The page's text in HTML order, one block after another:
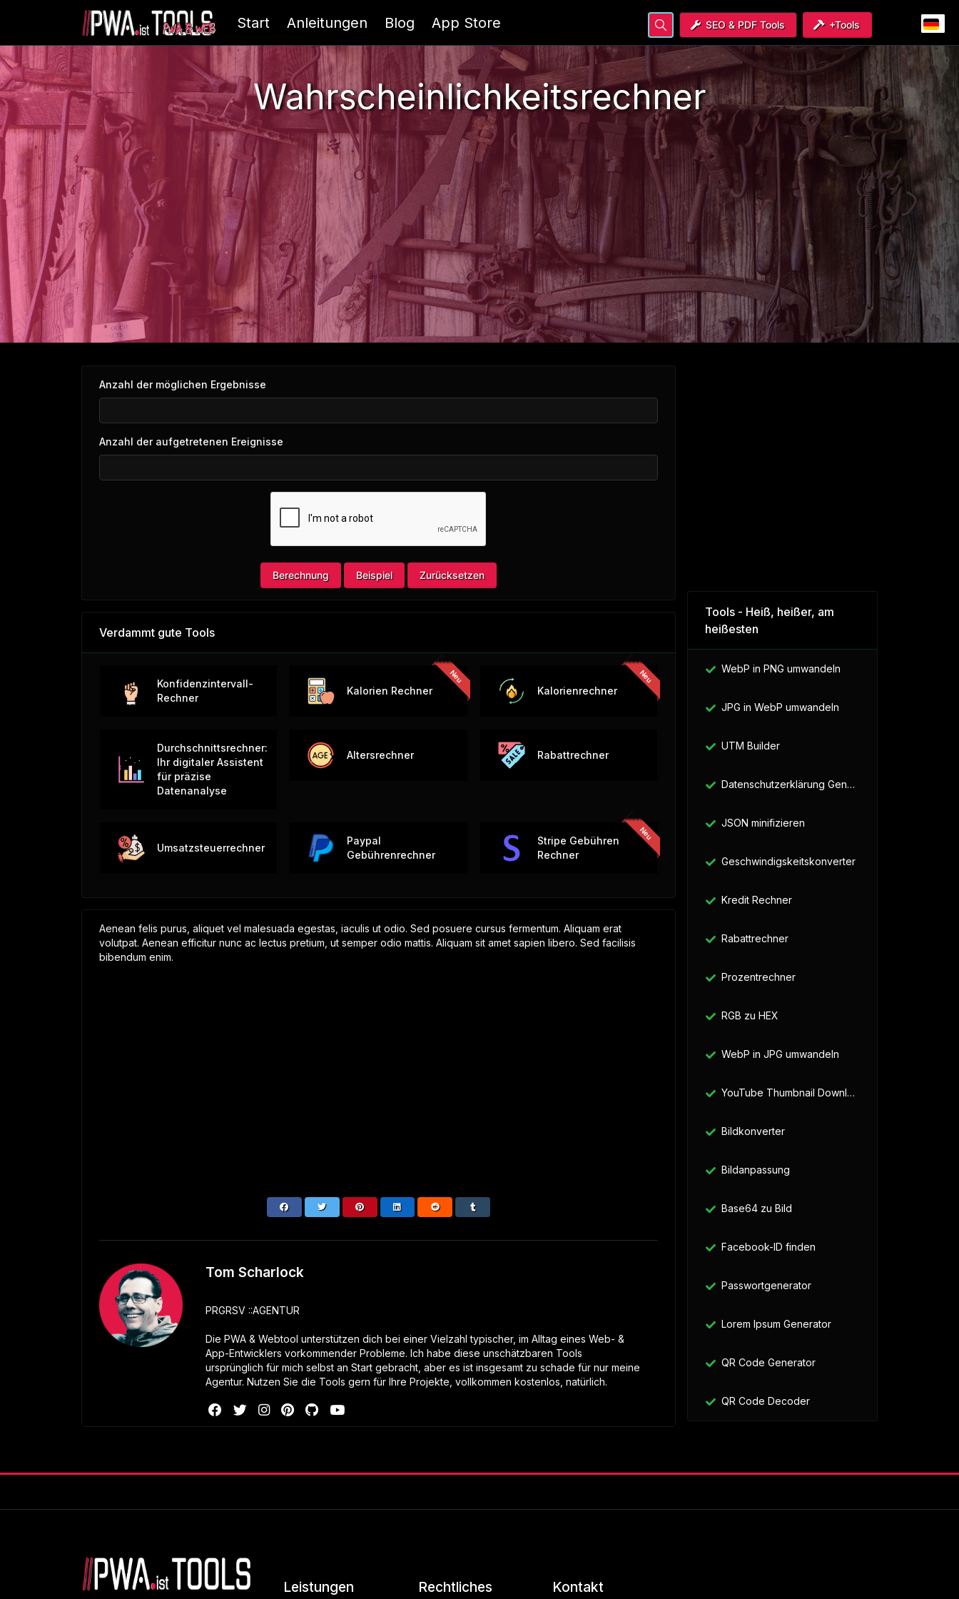
SEO & PDF Tools +Tools
Start Anleitungen Blog App Store
Wahrscheinlichkeitsrechner
Anzahl der möglichen Ergebnisse
Anzahl der aufgetretenen Ereignisse
Berechnung Beispiel Zurücksetzen
Verdammt gute Tools
Konfidenzintervall-
Rechner
Kalorien Rechner Kalorienrechner
Durchschnittsrechner:
Ihr digitaler Assistent
für präzise
Datenanalyse
Altersrechner Rabattrechner
Umsatzsteuerrechner
Paypal
Gebührenrechner
Stripe Gebühren
Rechner
Aenean felis purus, aliquet vel malesuada egestas, iaculis ut odio. Sed posuere cursus fermentum. Aliquam erat
volutpat. Aenean efficitur nunc ac lectus pretium, ut semper odio mattis. Aliquam sit amet sapien libero. Sed facilisis
bibendum enim.
Tom Scharlock
PRGRSV ::AGENTUR
Die PWA & Webtool unterstützen dich bei einer Vielzahl typischer, im Alltag eines Web- &
App-Entwicklers vorkommender Probleme. Ich habe diese unschätzbaren Tools
ursprünglich für mich selbst an Start gebracht, aber es ist insgesamt zu schade für nur meine
Agentur. Nutzen Sie die Tools gern für Ihre Projekte, vollkommen kostenlos, natürlich.
Tools - Heiß, heißer, am
heißesten
WebP in PNG umwandeln
JPG in WebP umwandeln
UTM Builder
Datenschutzerklärung Generator
JSON minifizieren
Geschwindigskeitskonverter
Kredit Rechner
Rabattrechner
Prozentrechner
RGB zu HEX
WebP in JPG umwandeln
YouTube Thumbnail Downloader
Bildkonverter
Bildanpassung
Base64 zu Bild
Facebook-ID finden
Passwortgenerator
Lorem Ipsum Generator
QR Code Generator
QR Code Decoder
Leistungen Rechtliches Kontakt